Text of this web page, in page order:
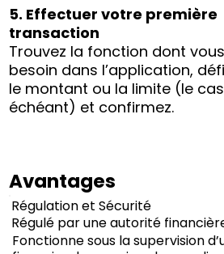
5. Effectuer votre première
transaction
Trouvez la fonction dont
besoin dans l’application,
le montant ou la limite (le cas
échéant) et confirmez.
Avantages
Régulation et Sécurité
Régulé par une autorité
Fonctionne sous la supervision